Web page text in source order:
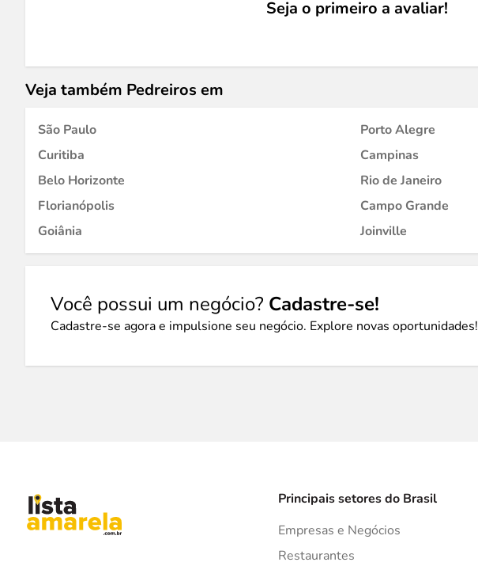
Seja o primeiro a avaliar!
Veja também Pedreiros em
São Paulo
Porto Alegre
Curitiba
Campinas
Belo Horizonte
Rio de Janeiro
Florianópolis
Campo Grande
Goiânia
Joinville
Você possui um negócio? Cadastre-se!
Cadastre-se agora e impulsione seu negócio. Explore novas oportunidades!
Principais setores do Brasil
Empresas e Negócios
Restaurantes